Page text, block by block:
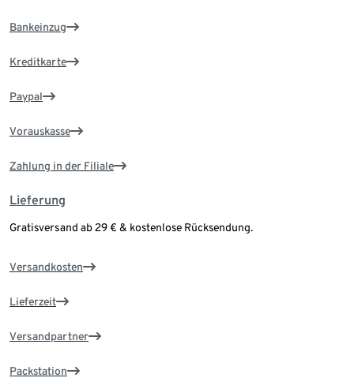
Bankeinzug
Kreditkarte
Paypal
Vorauskasse
Zahlung in der Filiale
Lieferung
Gratisversand ab 29 € & kostenlose Rücksendung.
Versandkosten
Lieferzeit
Versandpartner
Packstation